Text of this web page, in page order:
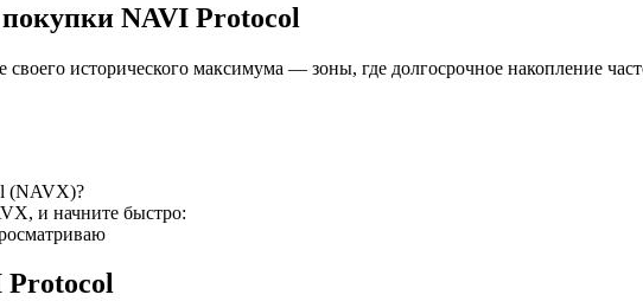
металлы и сырьевые товары
NAVI Protocol
исторического максимума — зоны, где долгосрочное накопление
(NAVX)?
и начните быстро:
Protocol